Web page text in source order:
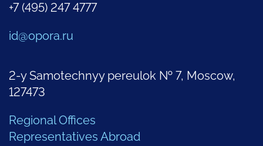
+7 (495) 247 4777
id@opora.ru
2-y Samotechnyy pereulok № 7, Moscow,
127473
Regional Offices
Representatives Abroad